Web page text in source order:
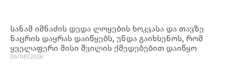
სანამ იმნაძის დედა ლოყების ხოკვასა და თავზე
ნაცრის დაყრას დაიწყებს, უნდა გაიხსენოს, რომ
ყველაფერი მისი შვილის ქმედებებით დაიწყო
06/08/2026